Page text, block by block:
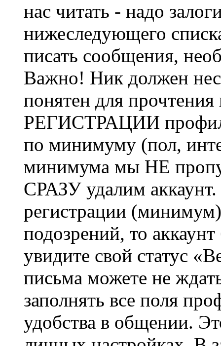
нас читать - надо
нижеследующего
писать сообщения,
Важно! Ник должен
понятен для
РЕГИСТРАЦИИ профиль
по минимуму (пол,
минимума мы НЕ
СРАЗУ удалим
регистрации
подозрений, то
увидите свой статус
письма можете не
заполнять все поля
удобства в общении.